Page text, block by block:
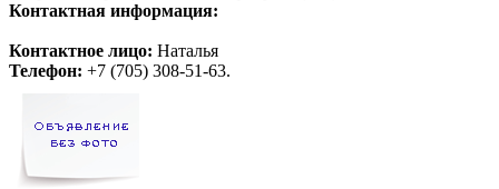
Контактная информация:
Контактное лицо: Наталья
Телефон: +7 (705) 308-51-63.